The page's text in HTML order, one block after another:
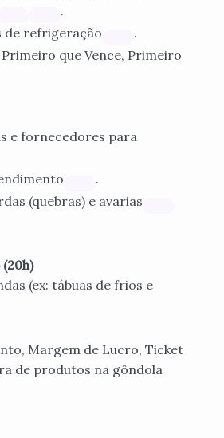
.
de refrigeração
.
Primeiro que Vence, Primeiro
e fornecedores para
.
(quebras) e avarias
(ex: tábuas de frios e
Margem de Lucro, Ticket
de produtos na gôndola